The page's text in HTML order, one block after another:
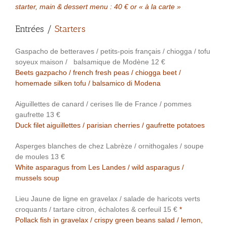
starter, main & dessert menu : 40 € or « à la carte »
Entrées / Starters
Gaspacho de betteraves / petits-pois français / chiogga / tofu
soyeux maison / balsamique de Modène 12 €
Beets gazpacho / french fresh peas / chiogga beet /
homemade silken tofu / balsamico di Modena
Aiguillettes de canard / cerises Ile de France / pommes
gaufrette 13 €
Duck filet aiguillettes / parisian cherries / gaufrette potatoes
Asperges blanches de chez Labrèze / ornithogales / soupe
de moules 13 €
White asparagus from Les Landes / wild asparagus /
mussels soup
Lieu Jaune de ligne en gravelax / salade de haricots verts
croquants / tartare citron, échalotes & cerfeuil 15 € *
Pollack fish in gravelax / crispy green beans salad / lemon,